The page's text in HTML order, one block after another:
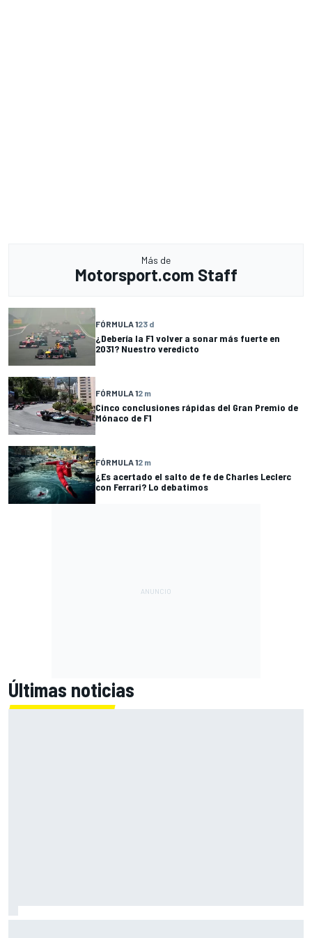
Más de
Motorsport.com Staff
FÓRMULA 123 d
¿Debería la F1 volver a sonar más fuerte en
2031? Nuestro veredicto
FÓRMULA 12 m
Cinco conclusiones rápidas del Gran Premio de
Mónaco de F1
FÓRMULA 12 m
¿Es acertado el salto de fe de Charles Leclerc
con Ferrari? Lo debatimos
Últimas noticias